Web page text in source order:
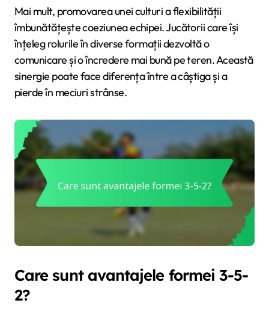
Mai mult, promovarea unei culturi a flexibilității
îmbunătățește coeziunea echipei. Jucătorii care își
înțeleg rolurile în diverse formații dezvoltă o
comunicare și o încredere mai bună pe teren. Această
sinergie poate face diferența între a câștiga și a
pierde în meciuri strânse.
Care sunt avantajele formei 3-5-
2?